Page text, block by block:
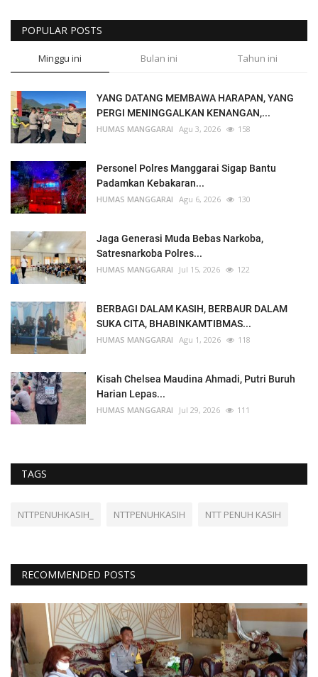
POPULAR POSTS
Minggu ini Bulan ini Tahun ini
YANG DATANG MEMBAWA HARAPAN, YANG
PERGI MENINGGALKAN KENANGAN,...
HUMAS MANGGARAI Agu 3, 2026 158
Personel Polres Manggarai Sigap Bantu
Padamkan Kebakaran...
HUMAS MANGGARAI Agu 6, 2026 130
Jaga Generasi Muda Bebas Narkoba,
Satresnarkoba Polres...
HUMAS MANGGARAI Jul 15, 2026 122
BERBAGI DALAM KASIH, BERBAUR DALAM
SUKA CITA, BHABINKAMTIBMAS...
HUMAS MANGGARAI Agu 1, 2026 118
Kisah Chelsea Maudina Ahmadi, Putri Buruh
Harian Lepas...
HUMAS MANGGARAI Jul 29, 2026 111
TAGS
NTTPENUHKASIH_ NTTPENUHKASIH NTT PENUH KASIH
RECOMMENDED POSTS